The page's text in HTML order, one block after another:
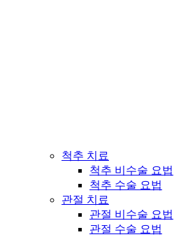
척추 치료
척추 비수술 요법
척추 수술 요법
관절 치료
관절 비수술 요법
관절 수술 요법